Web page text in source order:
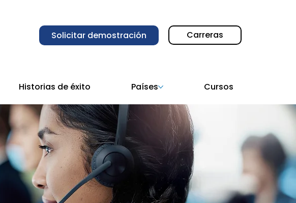
Historias de éxito Países Cursos
Solicitar demostración Carreras